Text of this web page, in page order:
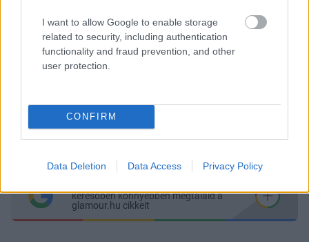
I want to allow Google to enable storage
related to security, including authentication
functionality and fraud prevention, and other
user protection.
CONFIRM
Data Deletion Data Access Privacy Policy
Megosztás
keresőben könnyebben megtaláld a
glamour.hu cikkeit